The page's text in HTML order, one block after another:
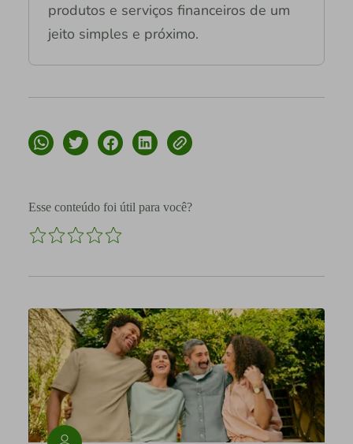
produtos e serviços financeiros de um
jeito simples e próximo.
Esse conteúdo foi útil para você?